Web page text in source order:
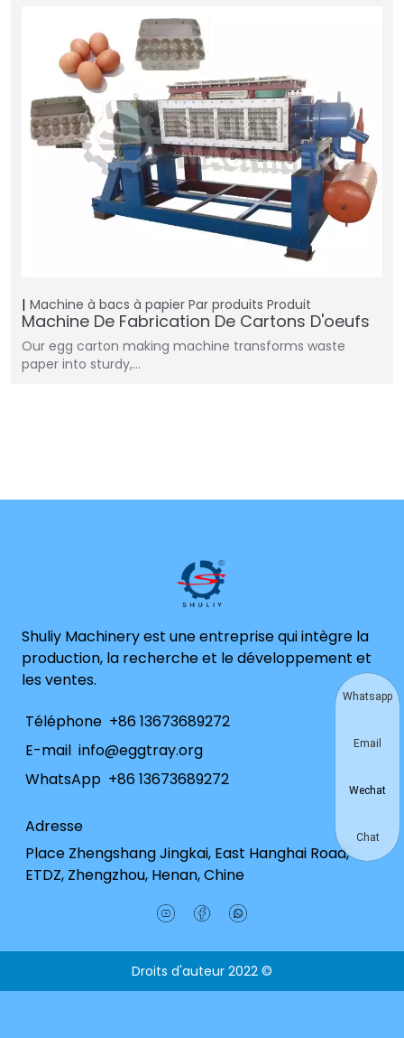
Machine à bacs à papier Par produits Produit
Machine De Fabrication De Cartons D'oeufs
Our egg carton making machine transforms waste
paper into sturdy,…
Shuliy Machinery est une entreprise qui intègre la
production, la recherche et le développement et
les ventes.
Téléphone +86 13673689272
E-mail info@eggtray.org
WhatsApp +86 13673689272
Adresse
Place Zhengshang Jingkai, East Hanghai Road,
ETDZ, Zhengzhou, Henan, Chine
Droits d'auteur 2022 ©
Whatsapp
Email
Wechat
Chat